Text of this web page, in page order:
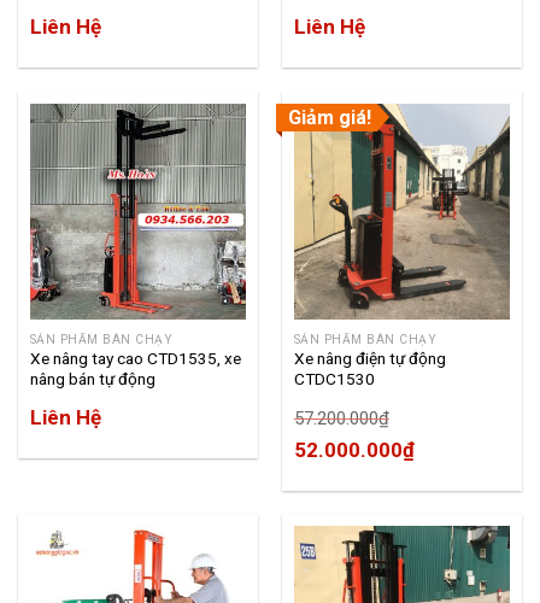
Liên Hệ Liên Hệ
SẢN PHẨM BÁN CHẠY
Xe nâng tay cao CTD1535, xe
nâng bán tự động
Liên Hệ
Giảm giá!
SẢN PHẨM BÁN CHẠY
Xe nâng điện tự động
CTDC1530
57.200.000₫
52.000.000₫